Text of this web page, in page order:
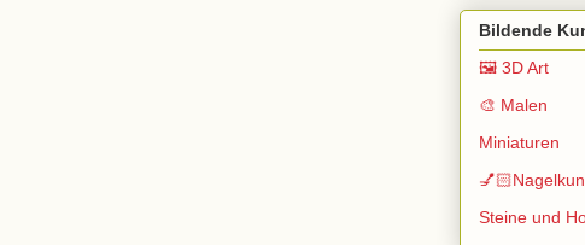
Bildende
🖼️ 3D Art
🎨 Malen
Miniaturen
Steine und